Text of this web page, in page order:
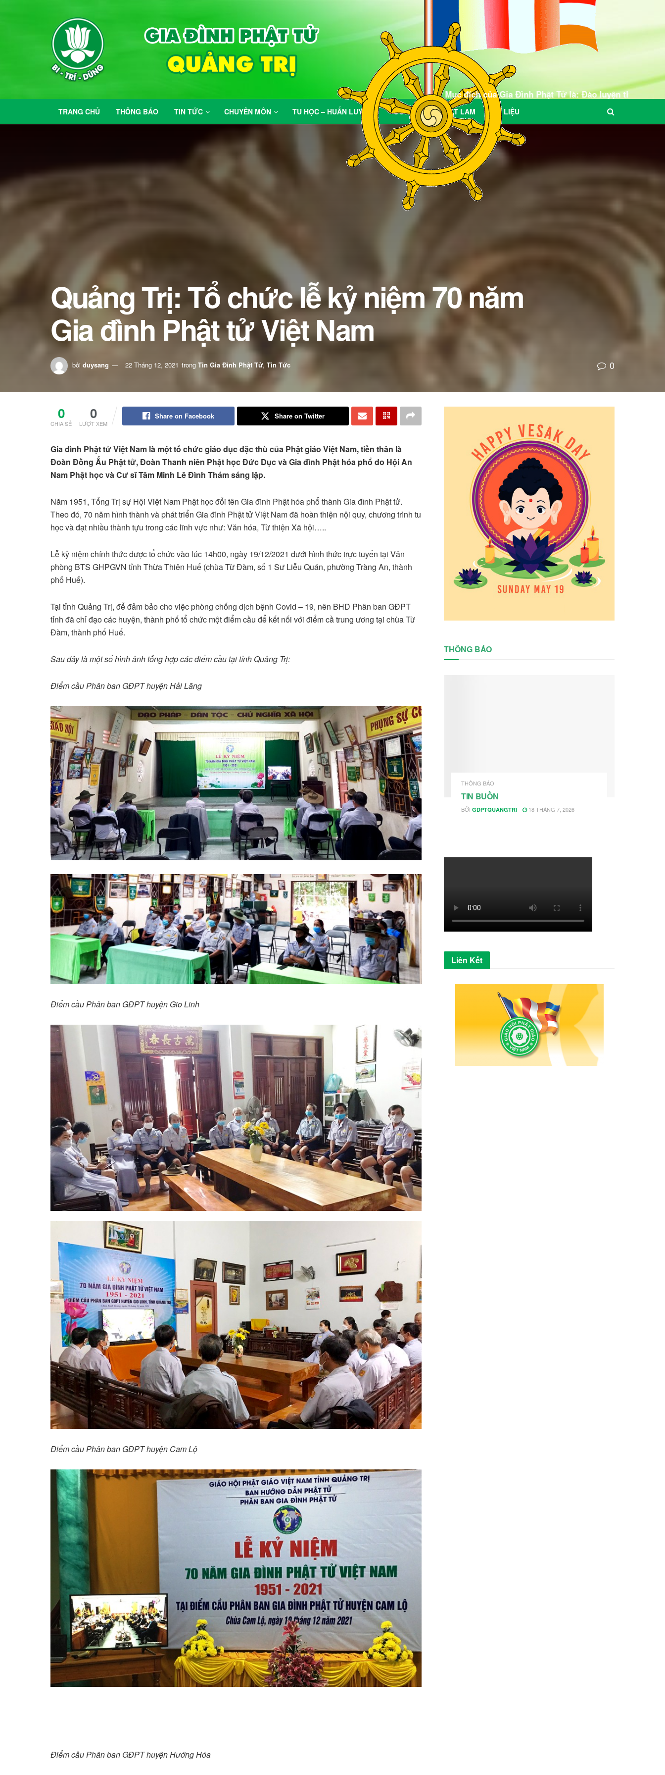
Mục đích của Gia Đình Phật Tử là: Đào luyện thanh, thiếu, đồng niên
TRANG CHỦ THÔNG BÁO TIN TỨC CHUYÊN MÔN TU HỌC – HUẤN LUYỆN GÓC VUI BÚT LAM TƯ LIỆU
Quảng Trị: Tổ chức lễ kỷ niệm 70 năm
Gia đình Phật tử Việt Nam
bởi duysang 22 Tháng 12, 2021 trong Tin Gia Đình Phật Tử, Tin Tức 0
0
CHIA SẺ
0
LƯỢT XEM
Share on Facebook Share on Twitter
Gia đình Phật tử Việt Nam là một tổ chức giáo dục đặc thù của Phật giáo Việt Nam, tiền thân là
Đoàn Đồng Ấu Phật tử, Đoàn Thanh niên Phật học Đức Dục và Gia đình Phật hóa phổ do Hội An
Nam Phật học và Cư sĩ Tâm Minh Lê Đình Thám sáng lập.
Năm 1951, Tổng Trị sự Hội Việt Nam Phật học đổi tên Gia đình Phật hóa phổ thành Gia đình Phật tử.
Theo đó, 70 năm hình thành và phát triển Gia đình Phật tử Việt Nam đã hoàn thiện nội quy, chương trình tu
học và đạt nhiều thành tựu trong các lĩnh vực như: Văn hóa, Từ thiện Xã hội…..
Lễ kỷ niệm chính thức được tổ chức vào lúc 14h00, ngày 19/12/2021 dưới hình thức trực tuyến tại Văn
phòng BTS GHPGVN tỉnh Thừa Thiên Huế (chùa Từ Đàm, số 1 Sư Liễu Quán, phường Tràng An, thành
phố Huế).
Tại tỉnh Quảng Trị, để đảm bảo cho việc phòng chống dịch bệnh Covid – 19, nên BHD Phân ban GĐPT
tỉnh đã chỉ đạo các huyện, thành phố tổ chức một điểm cầu để kết nối với điểm cầ trung ương tại chùa Từ
Đàm, thành phố Huế.
Sau đây là một số hình ảnh tổng hợp các điểm cầu tại tỉnh Quảng Trị:
Điểm cầu Phân ban GĐPT huyện Hải Lăng
Điểm cầu Phân ban GĐPT huyện Gio Linh
Điểm cầu Phân ban GĐPT huyện Cam Lộ
Điểm cầu Phân ban GĐPT huyện Hướng Hóa
THÔNG BÁO
THÔNG BÁO
TIN BUỒN
BỞI GDPTQUANGTRI 18 THÁNG 7, 2026
Liên Kết